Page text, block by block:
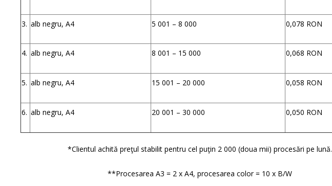
3. alb negru, А4 5 001 – 8 000 0,078 RON
4. alb negru, А4 8 001 – 15 000 0,068 RON
5. alb negru, А4 15 001 – 20 000 0,058 RON
6. alb negru, А4 20 001 – 30 000 0,050 RON
*Clientul achită preţul stabilit pentru cel puţin 2 000 (doua mii) procesări pe lună.
**Procesarea A3 = 2 x A4, procesarea color = 10 x B/W